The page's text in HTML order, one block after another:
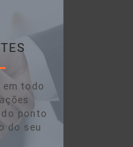
em todo
ponto
do seu